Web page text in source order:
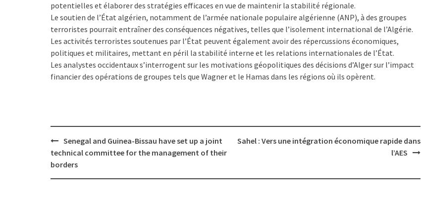
potentielles et élaborer des stratégies efficaces en vue de maintenir la stabilité régionale.
Le soutien de l’État algérien, notamment de l’armée nationale populaire algérienne (ANP), à des groupes
terroristes pourrait entraîner des conséquences négatives, telles que l’isolement international de l’Algérie.
Les activités terroristes soutenues par l’État peuvent également avoir des répercussions économiques,
politiques et militaires, mettant en péril la stabilité interne et les relations internationales de l’État.
Les analystes occidentaux s’interrogent sur les motivations géopolitiques des décisions d’Alger sur l’impact
financier des opérations de groupes tels que Wagner et le Hamas dans les régions où ils opèrent.
Post
navigation
Senegal and Guinea-Bissau have set up a joint
technical committee for the management of their
borders
Sahel : Vers une intégration économique rapide dans
l’AES